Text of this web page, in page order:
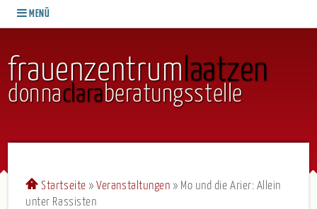
MENÜ
frauenzentrum laatzen
donnaclaraberatungsstelle
Startseite »Veranstaltungen » Mo und die Arier: Allein
unter Rassisten